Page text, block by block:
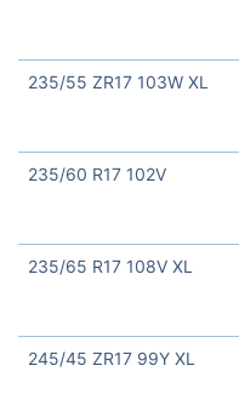
235/55 ZR17 103W XL
235/60 R17 102V
235/65 R17 108V XL
245/45 ZR17 99Y XL